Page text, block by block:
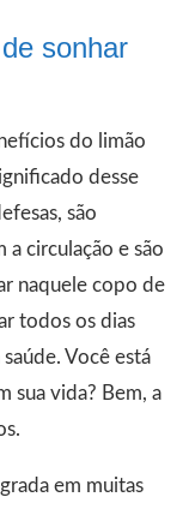
sonhar
do limão
desse
são
a circulação e são
naquele copo de
todos os dias
Você está
sua vida? Bem, a
em muitas